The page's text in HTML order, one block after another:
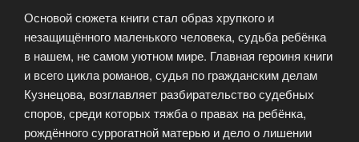
Основой сюжета книги стал образ хрупкого и
незащищённого маленького человека, судьба ребёнка
в нашем, не самом уютном мире. Главная героиня книги
и всего цикла романов, судья по гражданским делам
Кузнецова, возглавляет разбирательство судебных
споров, среди которых тяжба о правах на ребёнка,
рождённого суррогатной матерью и дело о лишении